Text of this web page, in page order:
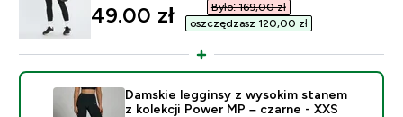
discounted price
49.00 zł‎
Było: 169,00 zł‎
oszczędzasz 120,00 zł‎
Damskie legginsy z wysokim stanem
z kolekcji Power MP – czarne - XXS